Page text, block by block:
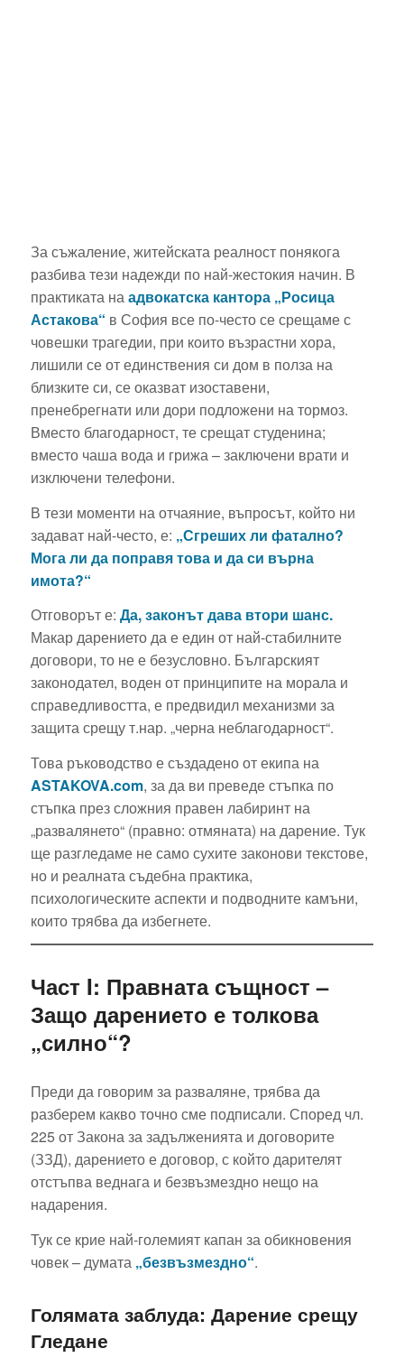
За съжаление, житейската реалност понякога
разбива тези надежди по най-жестокия начин. В
практиката наадвокатска кантора „Росица
Астакова“ в София все по-често се срещаме с
човешки трагедии, при които възрастни хора,
лишили се от единствения си дом в полза на
близките си, се оказват изоставени,
пренебрегнати или дори подложени на тормоз.
Вместо благодарност, те срещат студенина;
вместо чаша вода и грижа – заключени врати и
изключени телефони.
В тези моменти на отчаяние, въпросът, който ни
задават най-често, е: „Сгреших ли фатално?
Мога ли да поправя това и да си върна
имота?“
Отговорът е: Да, законът дава втори шанс.
Макар дарението да е един от най-стабилните
договори, то не е безусловно. Българският
законодател, воден от принципите на морала и
справедливостта, е предвидил механизми за
защита срещу т.нар. „черна неблагодарност“.
Това ръководство е създадено от екипа на
ASTAKOVA.com, за да ви преведе стъпка по
стъпка през сложния правен лабиринт на
„развалянето“ (правно: отмяната) на дарение. Тук
ще разгледаме не само сухите законови текстове,
но и реалната съдебна практика,
психологическите аспекти и подводните камъни,
които трябва да избегнете.
Част I: Правната същност –
Защо дарението е толкова
„силно“?
Преди да говорим за разваляне, трябва да
разберем какво точно сме подписали. Според чл.
225 от Закона за задълженията и договорите
(ЗЗД), дарението е договор, с който дарителят
отстъпва веднага и безвъзмездно нещо на
надарения.
Тук се крие най-големият капан за обикновения
човек – думата „безвъзмездно“.
Голямата заблуда: Дарение срещу
Гледане